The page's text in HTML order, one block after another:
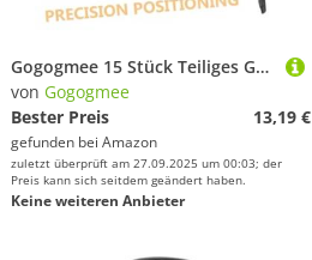
Gogogmee 15 Stück Teiliges Golf Putter Clip Robuster Kunststoff Sicherer Putterhalter für Golftasche Verbessert Bequemlichkeit Beim Gehen Vielseitiger Organizer für Herren und Damen
von Gogogmee
Bester Preis
13,19 €
gefunden bei Amazon
zuletzt überprüft am 27.09.2025 um 00:03; der
Preis kann sich seitdem geändert haben.
Keine weiteren Anbieter